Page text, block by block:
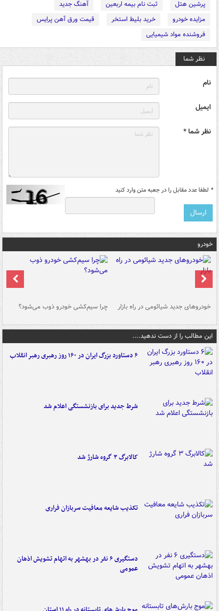
پرشین هتل
ثبت نام بیمه اربعین
آهنگ جدید
مزایده خودرو
خرید بلیط استخر
قیمت ورق آهن پرایس
فروشنده مواد شیمیایی
نظر شما
نام
ایمیل
نظر شما *
* لطفا عدد مقابل را در جعبه متن وارد کنید
خودرو
خودروهای جدید شیائومی در راه بازار چرا سیم‌کشی خودرو ذوب می‌شود؟
این مطالب را از دست ندهید....
۶ دستاورد بزرگ ایران در ۱۶۰ روز رهبری رهبر انقلاب
شرط جدید برای بازنشستگی اعلام شد
کالابرگ ۳ گروه شارژ شد
تکذیب شایعه معافیت سربازان فراری
دستگیری ۶ نفر در بهشهر به اتهام تشویش اذهان
عمومی